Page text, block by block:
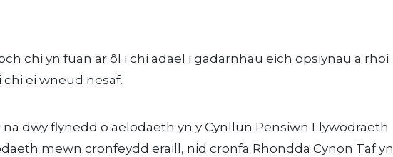
chi yn fuan ar ôl i chi adael i gadarnhau eich opsiynau a rhoi
ei wneud nesaf.
dwy flynedd o aelodaeth yn y Cynllun Pensiwn Llywodraeth
mewn cronfeydd eraill, nid cronfa Rhondda Cynon Taf yn